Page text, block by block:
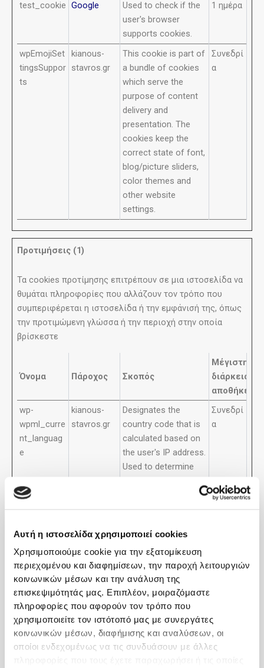
Αυτή η ιστοσελίδα χρησιμοποιεί cookies
Χρησιμοποιούμε cookie για την εξατομίκευση
περιεχομένου και διαφημίσεων, την παροχή λειτουργιών
κοινωνικών μέσων και την ανάλυση της
επισκεψιμότητάς μας. Επιπλέον, μοιραζόμαστε
πληροφορίες που αφορούν τον τρόπο που
χρησιμοποιείτε τον ιστότοπό μας με συνεργάτες
κοινωνικών μέσων, διαφήμισης και αναλύσεων, οι
οποίοι ενδεχομένως να τις συνδυάσουν με άλλες
test_cookie Google
Used to check if the
user's browser
supports cookies.
1 ημέρα
wpEmojiSet
tingsSuppor
ts
kianous-
stavros.gr
This cookie is part of
a bundle of cookies
which serve the
purpose of content
delivery and
presentation. The
cookies keep the
correct state of font,
blog/picture sliders,
color themes and
other website
settings.
Συνεδρί
α
Προτιμήσεις (1)
Τα cookies προτίμησης επιτρέπουν σε μια ιστοσελίδα να
θυμάται πληροφορίες που αλλάζουν τον τρόπο που
συμπεριφέρεται η ιστοσελίδα ή την εμφάνισή της, όπως
την προτιμώμενη γλώσσα ή την περιοχή στην οποία
βρίσκεστε
Όνομα Πάροχος Σκοπός
Μέγιστη
διάρκεια
wp-
wpml_curre
nt_languag
e
kianous-
stavros.gr
Designates the
country code that is
calculated based on
the user's IP address.
Used to determine
Συνεδρί
α
Στατιστικά (2)
Τα Cookies στατιστικών βοηθούν τους ιδιοκτήτες
ιστοχώρου να κατανοήσουν πώς αλληλεπιδρούν οι
επισκέπτες με τις σελίδες συλλέγοντας και
αναφέροντας πληροφορίες ανώνυμα.
Μέγιστη